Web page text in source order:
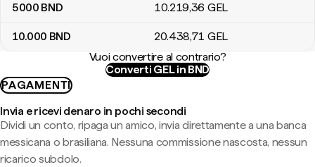
5000 BND 10.219,36 GEL
10.000 BND 20.438,71 GEL
Vuoi convertire al contrario?
Converti GEL in BND
PAGAMENTI
Invia e ricevi denaro in pochi secondi
Dividi un conto, ripaga un amico, invia direttamente a una banca
messicana o brasiliana. Nessuna commissione nascosta, nessun
ricarico subdolo.